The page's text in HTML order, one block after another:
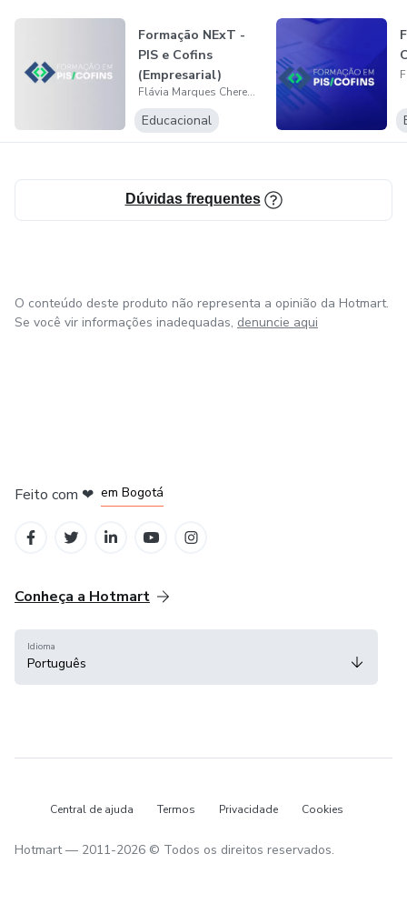
Formação NExT -
PIS e Cofins
(Empresarial)
Flávia Marques Chereghini
Educacional
Dúvidas frequentes
O conteúdo deste produto não representa a opinião da Hotmart.
Se você vir informações inadequadas, denuncie aqui
Feito com ❤ em Bogotá
Conheça a Hotmart
Idioma
Português
Central de ajuda Termos Privacidade Cookies
Hotmart — 2011-2026 © Todos os direitos reservados.